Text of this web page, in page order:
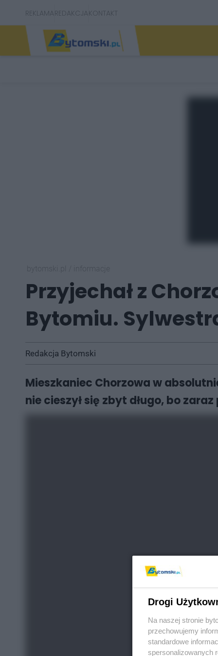
REKLAMAREDAKCJAKONTAKT
Przyjechał z
Bytomiu.
Redakcja Bytomski
Mieszkaniec Chorzowa w
nie cieszył się zbyt długo, bo
Drogi
Na naszej stronie
przechowujemy
standardowe
spersonalizowanych